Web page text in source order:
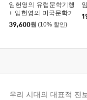
임헌영의 유럽문학기행
+ 임헌영의 미국문학기
행 세트
39,600원 (10% 할인)
우리 시대의 대표적 진